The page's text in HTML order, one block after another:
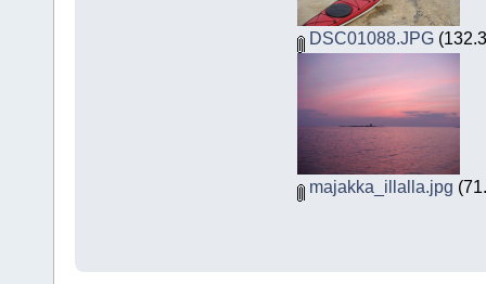
DSC01088.JPG
majakka_illalla.jpg